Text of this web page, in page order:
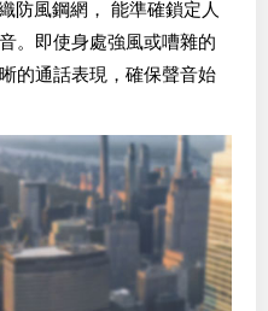
防風鋼網， 能準確鎖定人
。即使身處強風或嘈雜的
的通話表現，確保聲音始